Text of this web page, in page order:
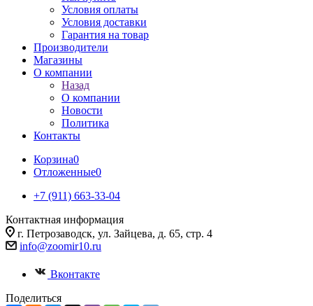
Условия оплаты
Условия доставки
Гарантия на товар
Производители
Магазины
О компании
Назад
О компании
Новости
Политика
Контакты
Корзина0
Отложенные0
+7 (911) 663-33-04
Контактная информация
г. Петрозаводск, ул. Зайцева, д. 65, стр. 4
info@zoomir10.ru
Вконтакте
Поделиться